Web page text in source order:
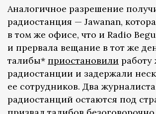
Аналогичное разрешение
радиостанция — Jawanan,
в том же офисе, что и Radio
и прервала вещание в тот же
талибы* приостановили работу
радиостанции и задержали
ее сотрудников. Два
радиостанций остаются под